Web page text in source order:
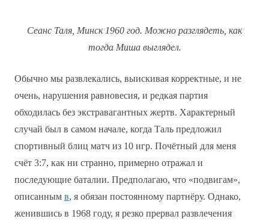
Сеанс Таля, Минск 1960 год. Можно разглядеть, как
тогда Миша выглядел.
Обычно мы развлекались, выискивая корректные, и не
очень, нарушения равновесия, и редкая партия
обходилась без экстравагантных жертв. Характерный
случай был в самом начале, когда Таль предложил
спортивный блиц матч из 10 игр. Почётный для меня
счёт 3:7, как ни странно, примерно отражал и
последующие баталии. Предполагаю, что «подвигам»,
описанным в, я обязан постоянному партнёру. Однако,
женившись в 1968 году, я резко прервал развлечения